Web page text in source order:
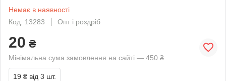
Немає в наявності
Код: 13283
Опт і роздріб
20 ₴
Мінімальна сума замовлення на сайті — 450 ₴
19 ₴ від 3 шт.